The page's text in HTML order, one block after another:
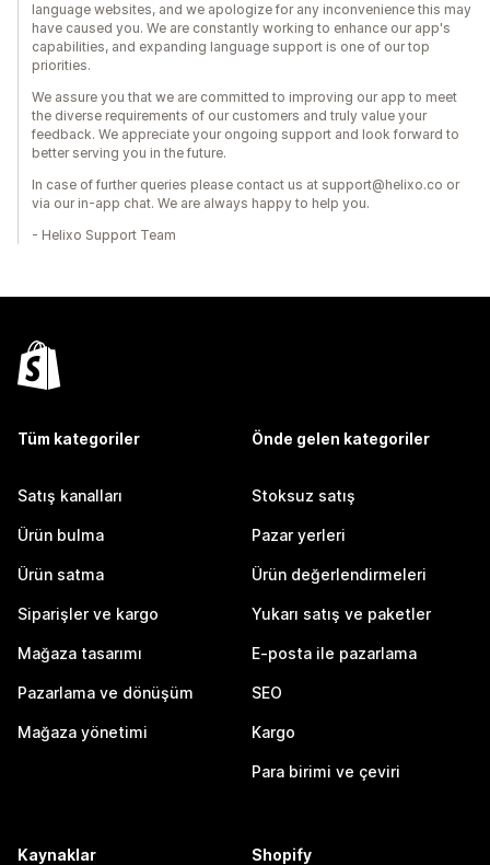
language websites, and we apologize for any inconvenience this may
have caused you. We are constantly working to enhance our app's
capabilities, and expanding language support is one of our top
priorities.
We assure you that we are committed to improving our app to meet
the diverse requirements of our customers and truly value your
feedback. We appreciate your ongoing support and look forward to
better serving you in the future.
In case of further queries please contact us at support@helixo.co or
via our in-app chat. We are always happy to help you.
- Helixo Support Team
Tüm kategoriler
Satış kanalları
Ürün bulma
Ürün satma
Siparişler ve kargo
Mağaza tasarımı
Pazarlama ve dönüşüm
Mağaza yönetimi
Önde gelen kategoriler
Stoksuz satış
Pazar yerleri
Ürün değerlendirmeleri
Yukarı satış ve paketler
E-posta ile pazarlama
SEO
Kargo
Para birimi ve çeviri
Kaynaklar Shopify